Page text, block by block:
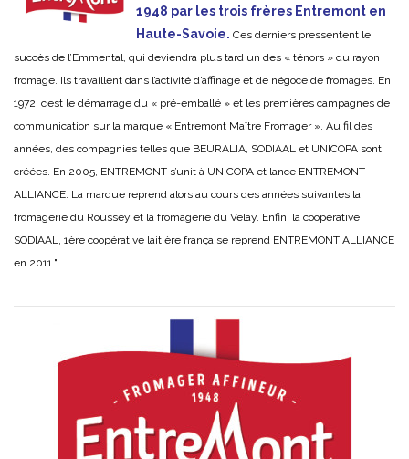
1948 par les trois frères Entremont en
Haute-Savoie. Ces derniers pressentent le
succès de l’Emmental, qui deviendra plus tard un des « ténors » du rayon
fromage. Ils travaillent dans l’activité d’affinage et de négoce de fromages. En
1972, c’est le démarrage du « pré-emballé » et les premières campagnes de
communication sur la marque « Entremont Maître Fromager ». Au fil des
années, des compagnies telles que BEURALIA, SODIAAL et UNICOPA sont
créées. En 2005, ENTREMONT s’unit à UNICOPA et lance ENTREMONT
ALLIANCE. La marque reprend alors au cours des années suivantes la
fromagerie du Roussey et la fromagerie du Velay. Enfin, la coopérative
SODIAAL, 1ère coopérative laitière française reprend ENTREMONT ALLIANCE
en 2011."